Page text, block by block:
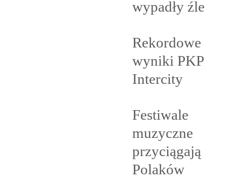
wypadły źle
Rekordowe
wyniki PKP
Intercity
Festiwale
muzyczne
przyciągają
Polaków